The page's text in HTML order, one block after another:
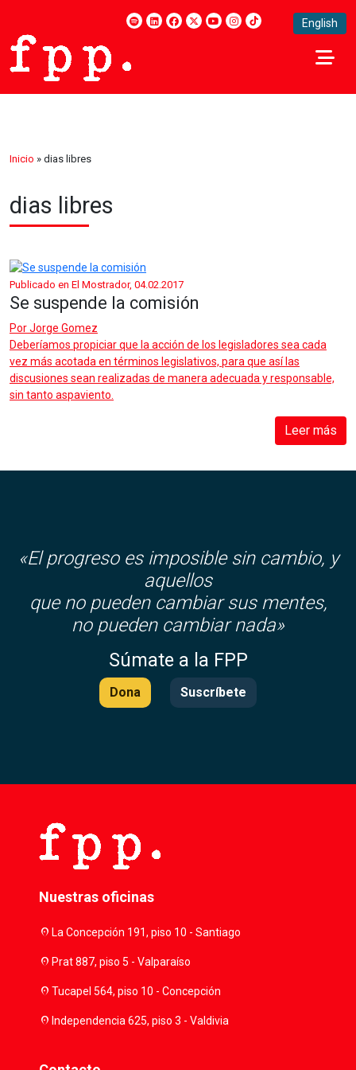
English
Inicio » dias libres
dias libres
Publicado en El Mostrador, 04.02.2017
Se suspende la comisión
PorJorge Gomez
Deberíamos propiciar que la acción de los legisladores sea cada
vez más acotada en términos legislativos, para que así las
discusiones sean realizadas de manera adecuada y responsable,
sin tanto aspaviento.
Leer más
«El progreso es imposible sin cambio, y
aquellos
que no pueden cambiar sus mentes,
no pueden cambiar nada»
Súmate a la FPP
Dona Suscríbete
Nuestras oficinas
location_onLa Concepción 191, piso 10 - Santiago
location_onPrat 887, piso 5 - Valparaíso
location_onTucapel 564, piso 10 - Concepción
location_onIndependencia 625, piso 3 - Valdivia